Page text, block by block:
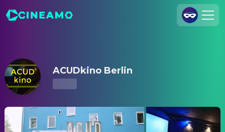
Impressum
Datenschutzerklärung
ACUDkino Berlin